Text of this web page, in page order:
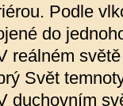
Podle
do
reálném
Svět
duchovním